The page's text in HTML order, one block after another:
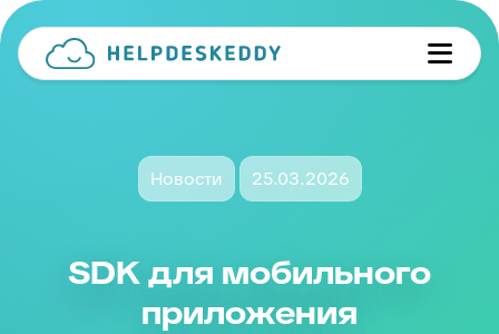
Новости 25.03.2026
SDK для мобильного
приложения